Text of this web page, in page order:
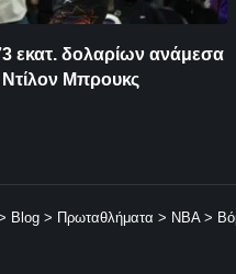
εκατ. δολαρίων ανάμεσα
Ντίλον Μπρουκς
Blog > Πρωταθλήματα > NBA>